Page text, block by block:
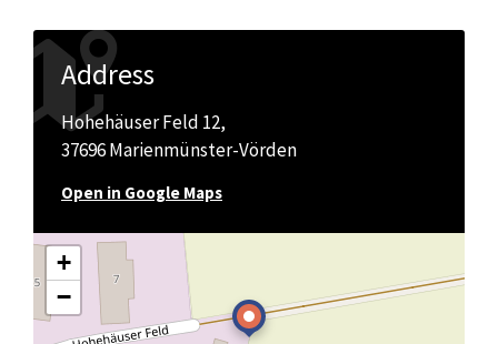
Address
Hohehäuser Feld 12,
37696 Marienmünster-Vörden
Open in Google Maps
+
−